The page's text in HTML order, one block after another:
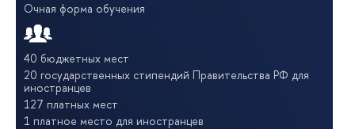
Очная форма обучения
40 бюджетных мест
20 государственных стипендий Правительства РФ для
иностранцев
127 платных мест
1 платное место для иностранцев